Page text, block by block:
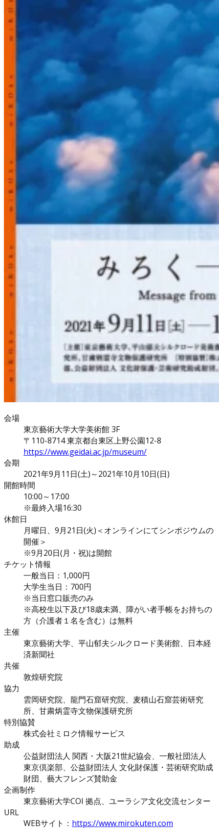
会場
東京藝術大学大学美術館 3F
〒110-8714 東京都台東区上野公園12-8
https://www.geidai.ac.jp/museum/
会期
2021年9月11日(土)～2021年10月10日(日)
開館時間
10:00～17:00
※最終入場16:30
休館日
月曜日、9月21日(火)＜オンラインにてシンポジウムの
開催＞
※9月20日(月・祝)は開館
チケット情報
一般当日：1,000円
大学生当日：700円
※当日窓口販売のみ
※高校生以下及び18歳未満、障がい者手帳をお持ちの
方（介護者１名を含む）は無料
主催
東京藝術大学、平山郁夫シルクロード美術館、日本経
済新聞社
共催
敦煌研究院
協力
雲岡研究院、龍門石窟研究院、麦積山石窟芸術研究
所、甘粛炳霊寺文物保護研究所
特別協賛
株式会社ミロク情報サービス
助成
公益財団法人 関西・大阪21世紀協会、一般社団法人
東京倶楽部、公益財団法人 文化財保護・芸術研究助成
財団、藝大フレンズ賛助金
企画制作
東京藝術大学COI 拠点、ユーラシア文化交流センター
URL
WEBサイト： https://www.mirokuten.com